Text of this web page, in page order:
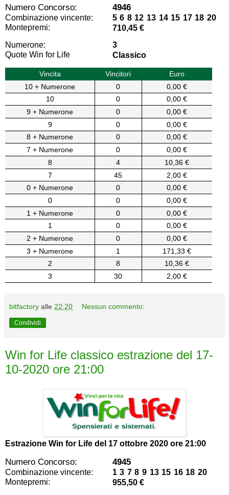
Numero Concorso: 4946
Combinazione vincente:
5 6 8 12 13 14 15 17 18 20
Montepremi:
710,45 €
Numerone:
3
Quote Win for Life
Classico
Vincita Vincitori
Euro
10 + Numerone
0
0,00 €
10
0
0,00 €
9 + Numerone
0
0,00 €
9
0
0,00 €
8 + Numerone
0
0,00 €
7 + Numerone
0
0,00 €
8
4
10,36 €
7
45
2,00 €
0 + Numerone
0
0,00 €
0
0
0,00 €
1 + Numerone
0
0,00 €
1
0
0,00 €
2 + Numerone
0
0,00 €
3 + Numerone
1
171,33 €
2
8
10,36 €
3
30 2,00 €
bitfactory alle 22:20 Nessun commento:
Condividi
Win for Life classico estrazione del 17-
10-2020 ore 21:00
Estrazione Win for Life del 17 ottobre 2020 ore 21:00
Numero Concorso: 4945
Combinazione vincente:
1 3 7 8 9 13 15 16 18 20
Montepremi:
955,50 €